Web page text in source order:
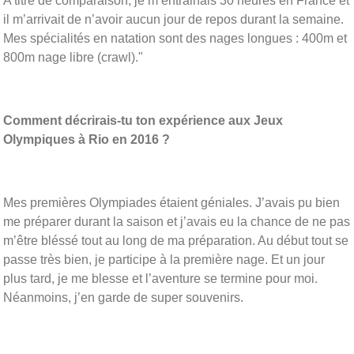
il m’arrivait de n’avoir aucun jour de repos durant la semaine.
Mes spécialités en natation sont des nages longues : 400m et
800m nage libre (crawl)."
Comment décrirais-tu ton expérience aux Jeux
Olympiques à Rio en 2016 ?
Mes premières Olympiades étaient géniales. J’avais pu bien
me préparer durant la saison et j’avais eu la chance de ne pas
m’être bléssé tout au long de ma préparation. Au début tout se
passe très bien, je participe à la première nage. Et un jour
plus tard, je me blesse et l’aventure se termine pour moi.
Néanmoins, j’en garde de super souvenirs.